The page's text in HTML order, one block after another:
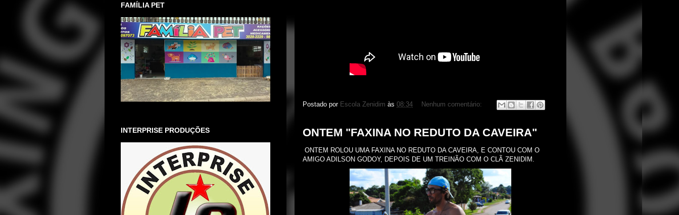
Postado por Escola Zenidim às 08:34 Nenhum comentário:
ONTEM "FAXINA NO REDUTO DA CAVEIRA"
ONTEM ROLOU UMA FAXINA NO REDUTO DA CAVEIRA, E CONTOU COM O
AMIGO ADILSON GODOY, DEPOIS DE UM TREINÃO COM O CLÃ ZENIDIM.
FAMÍLIA PET
INTERPRISE PRODUÇÕES